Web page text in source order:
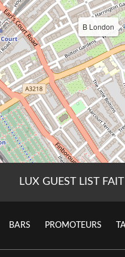
LUX GUEST LIST
BARS PROMOTEURS